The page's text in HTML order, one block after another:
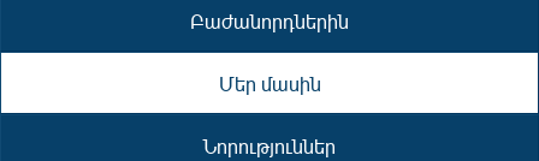
Բաժանորդներին
Մեր մասին
Նորություններ